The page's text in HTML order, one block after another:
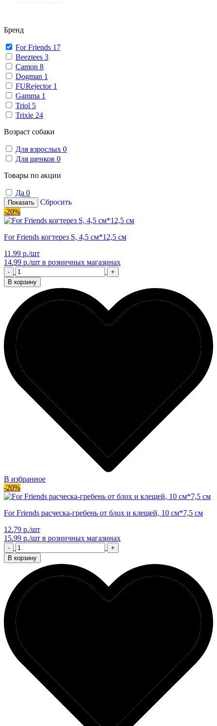
Бренд
For Friends 17
Beeztees 3
Camon 8
Dogman 1
FURejector 1
Gamma 1
Triol 5
Trixie 24
Возраст собаки
Для взрослых 0
Для щенков 0
Товары по акции
Да 0
Показать
Сбросить
-20%
For Friends когтерез S, 4,5 см*12,5 см
11.99 р./шт
14.99 р./шт в розничных магазинах
-
+
В корзину
В избранное
-20%
For Friends расческа-гребень от блох и клещей, 10 см*7,5 см
12.79 р./шт
15.99 р./шт в розничных магазинах
-
+
В корзину